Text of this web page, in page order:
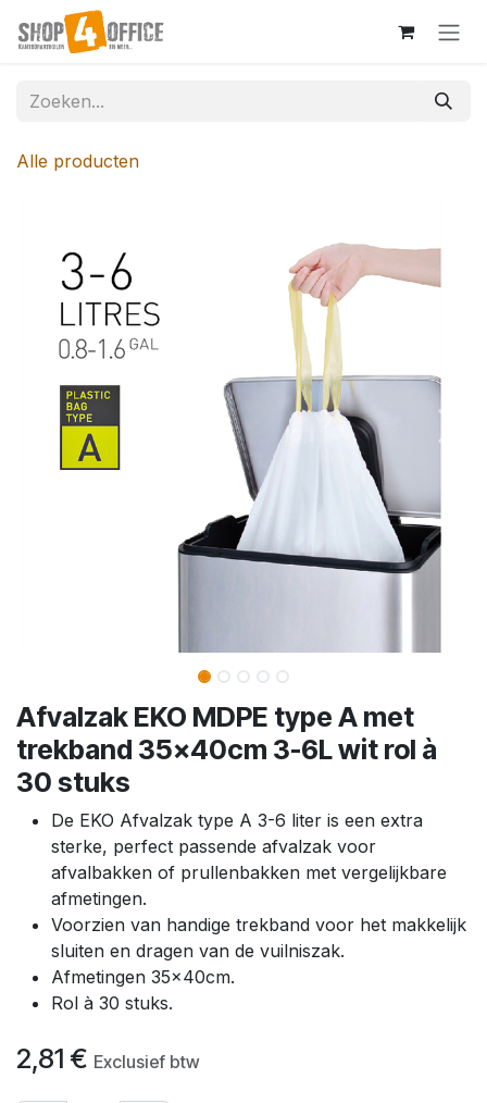
Overslaan naar inhoud
Alle producten
Afvalzak EKO MDPE type A met
trekband 35x40cm 3-6L wit rol à
30 stuks
De EKO Afvalzak type A 3-6 liter is een extra
sterke, perfect passende afvalzak voor
afvalbakken of prullenbakken met vergelijkbare
afmetingen.
Voorzien van handige trekband voor het makkelijk
sluiten en dragen van de vuilniszak.
Afmetingen 35x40cm.
Rol à 30 stuks.
2,81 € Exclusief btw